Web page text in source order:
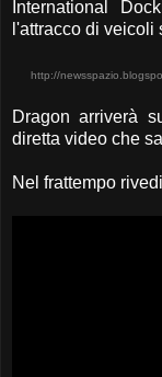
International
l'attracco di
http://
Dragon arriverà
diretta video che
Nel frattempo